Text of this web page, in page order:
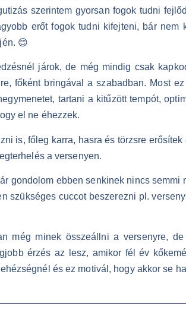
szerintem gyorsan fogok tudni
erőt fogok tudni kifejteni, bár
😊
járok, de még mindig csak
főként bringával a szabadban. Most
tartani a kitűzött tempót,
el ne éhezzek.
is, főleg karra, hasra és törzsre
a versenyen.
gondolom ebben senkinek nincs
szükséges cuccot beszerezni pl.
még minek összeállni a versenyre,
érzés az lesz, amikor fél év
és ez motivál, hogy akkor se